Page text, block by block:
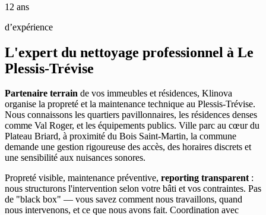
12 ans
d’expérience
L'expert du nettoyage professionnel à Le
Plessis-Trévise
Partenaire terrain de vos immeubles et résidences, Klinova
organise la propreté et la maintenance technique au Plessis-Trévise.
Nous connaissons les quartiers pavillonnaires, les résidences denses
comme Val Roger, et les équipements publics. Ville parc au cœur du
Plateau Briard, à proximité du Bois Saint-Martin, la commune
demande une gestion rigoureuse des accès, des horaires discrets et
une sensibilité aux nuisances sonores.
Propreté visible, maintenance préventive, reporting transparent:
nous structurons l'intervention selon votre bâti et vos contraintes. Pas
de "black box" — vous savez comment nous travaillons, quand
nous intervenons, et ce que nous avons fait. Coordination avec